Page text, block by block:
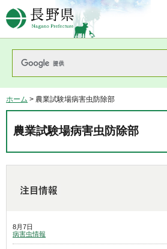
長野県Nagano Prefecture
ホーム > 農業試験場病害虫防除部
農業試験場病害虫防除部
8月7日
病害虫情報